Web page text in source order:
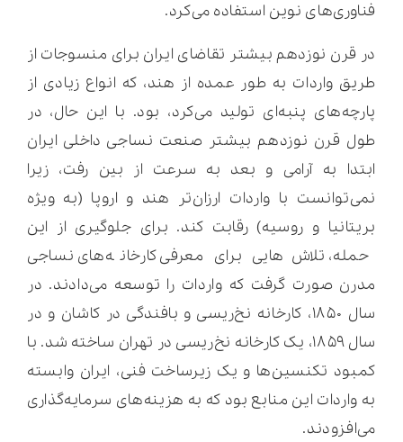
فناوری‌های نوین استفاده می‌کرد.
در قرن نوزدهم بیشتر تقاضای ایران برای منسوجات از
طریق واردات به طور عمده از هند، که انواع زیادی از
پارچه‌های پنبه‌ای تولید می‌کرد، بود. با این حال، در
طول قرن نوزدهم بیشتر صنعت نساجی داخلی ایران
ابتدا به آرامی و بعد به سرعت از بین رفت، زیرا
نمی‌توانست با واردات ارزان‌تر هند و اروپا (به ویژه
بریتانیا و روسیه) رقابت کند. برای جلوگیری از این
حمله، تلاش‌هایی برای معرفی کارخانه‌های نساجی
مدرن صورت گرفت که واردات را توسعه می‌دادند. در
سال ۱۸۵۰، کارخانه نخ‌ریسی و بافندگی در کاشان و در
سال ۱۸۵۹، یک کارخانه نخ‌ریسی در تهران ساخته شد. با
کمبود تکنسین‌ها و یک زیرساخت فنی، ایران وابسته
به واردات این منابع بود که به هزینه‌های سرمایه‌گذاری
می‌افزودند.